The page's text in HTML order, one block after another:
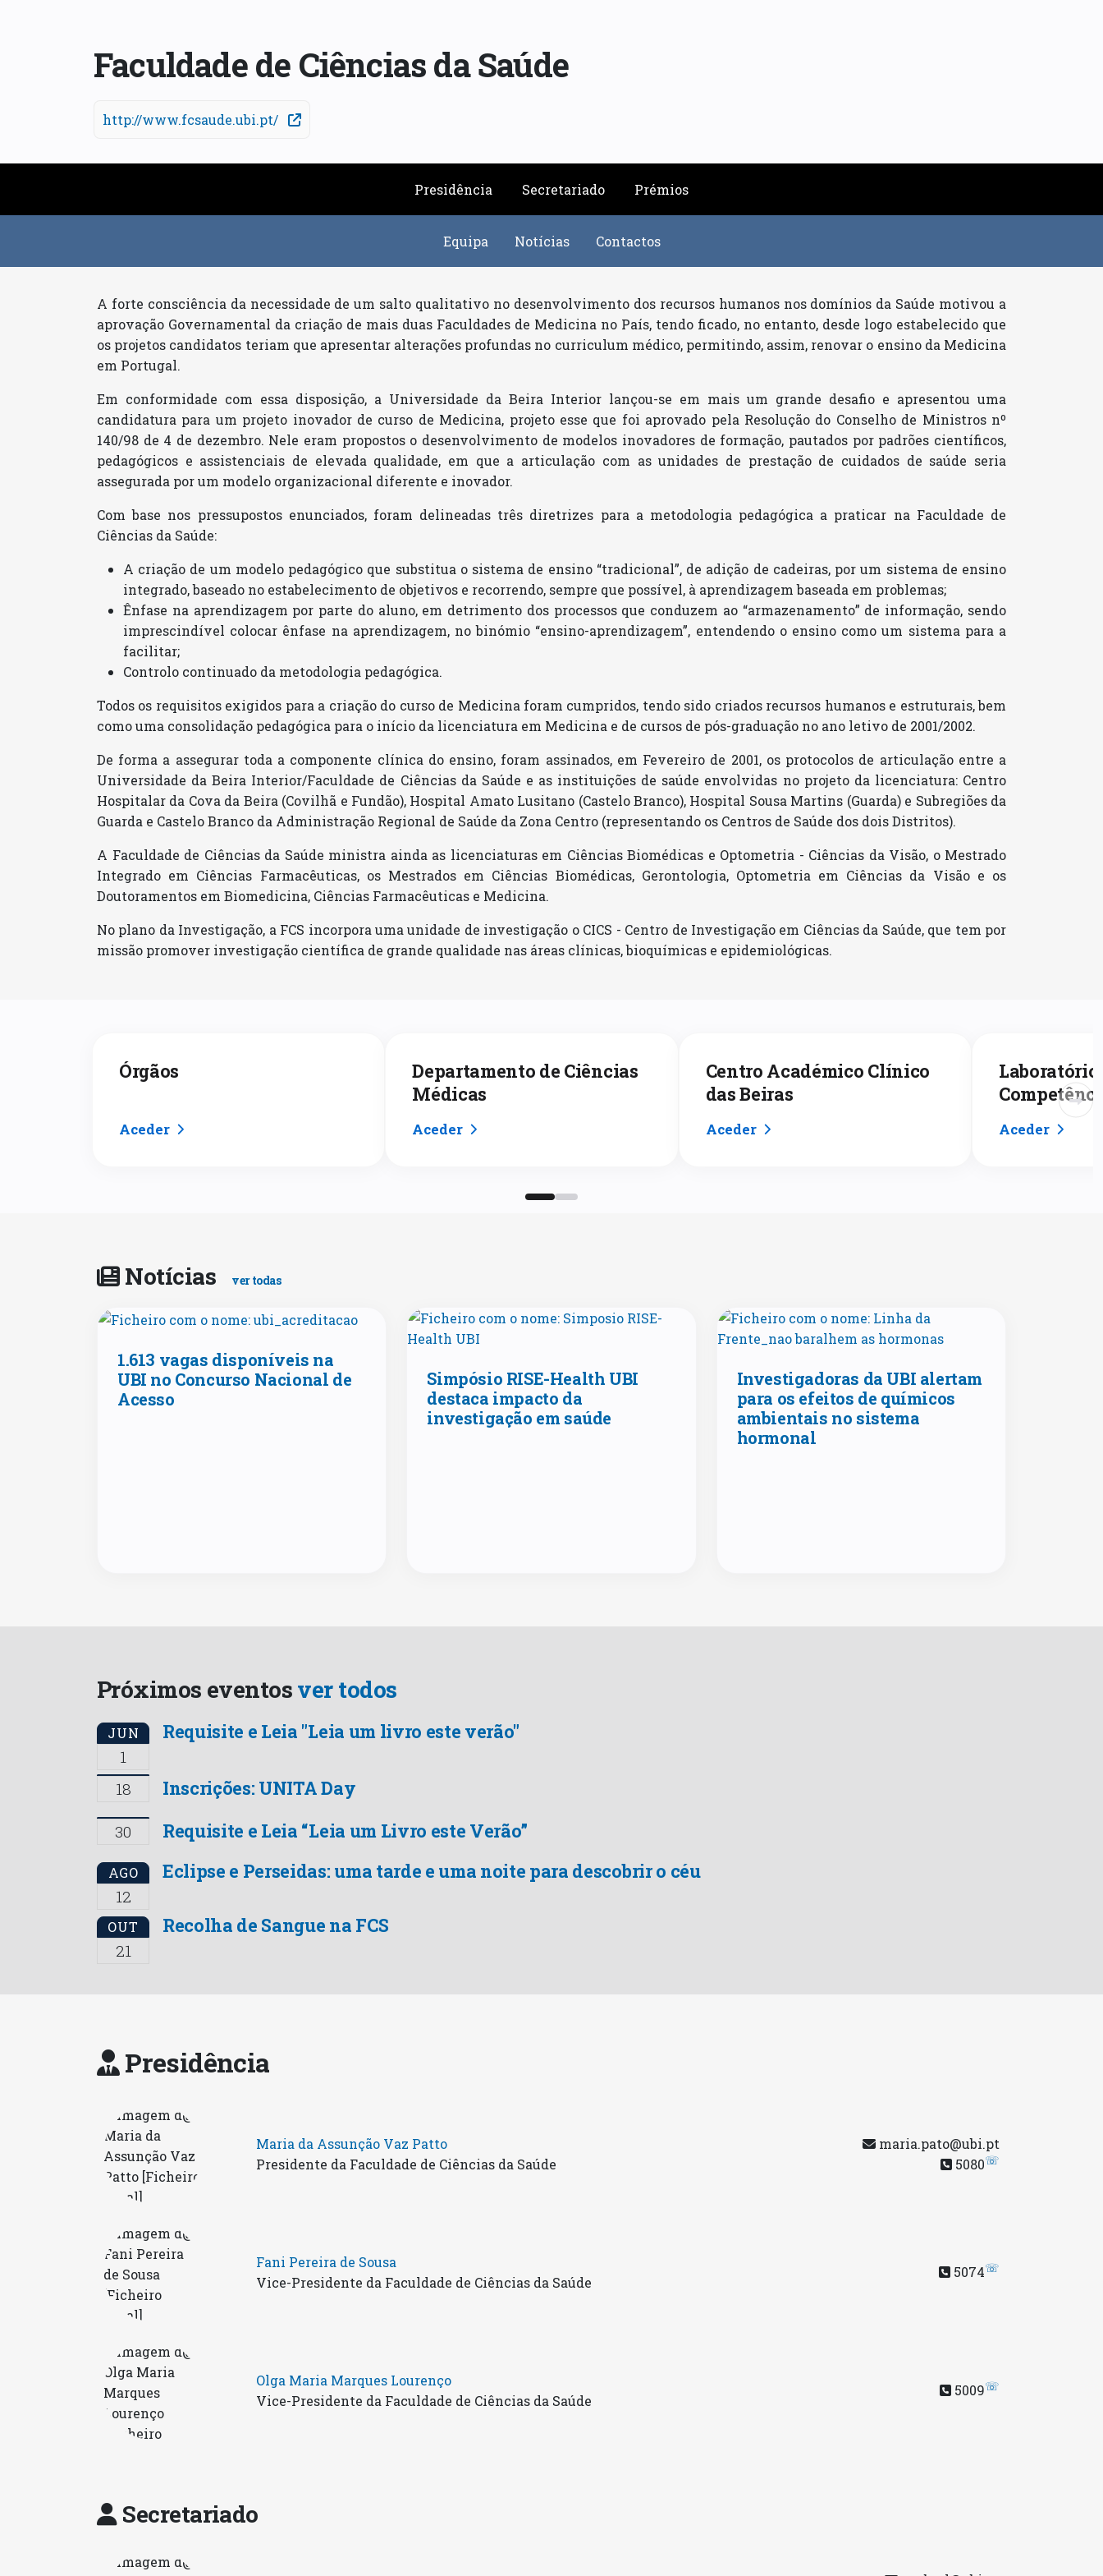
Faculdade de Ciências da Saúde
http://www.fcsaude.ubi.pt/
Presidência Secretariado Prémios
Equipa Notícias Contactos
A forte consciência da necessidade de um salto qualitativo no desenvolvimento dos recursos humanos nos domínios da Saúde motivou a
aprovação Governamental da criação de mais duas Faculdades de Medicina no País, tendo ficado, no entanto, desde logo estabelecido que
os projetos candidatos teriam que apresentar alterações profundas no curriculum médico, permitindo, assim, renovar o ensino da Medicina
em Portugal.
Em conformidade com essa disposição, a Universidade da Beira Interior lançou-se em mais um grande desafio e apresentou uma
candidatura para um projeto inovador de curso de Medicina, projeto esse que foi aprovado pela Resolução do Conselho de Ministros nº
140/98 de 4 de dezembro. Nele eram propostos o desenvolvimento de modelos inovadores de formação, pautados por padrões científicos,
pedagógicos e assistenciais de elevada qualidade, em que a articulação com as unidades de prestação de cuidados de saúde seria
assegurada por um modelo organizacional diferente e inovador.
Com base nos pressupostos enunciados, foram delineadas três diretrizes para a metodologia pedagógica a praticar na Faculdade de
Ciências da Saúde:
A criação de um modelo pedagógico que substitua o sistema de ensino “tradicional”, de adição de cadeiras, por um sistema de ensino
integrado, baseado no estabelecimento de objetivos e recorrendo, sempre que possível, à aprendizagem baseada em problemas;
Ênfase na aprendizagem por parte do aluno, em detrimento dos processos que conduzem ao “armazenamento” de informação, sendo
imprescindível colocar ênfase na aprendizagem, no binómio “ensino-aprendizagem”, entendendo o ensino como um sistema para a
facilitar;
Controlo continuado da metodologia pedagógica.
Todos os requisitos exigidos para a criação do curso de Medicina foram cumpridos, tendo sido criados recursos humanos e estruturais, bem
como uma consolidação pedagógica para o início da licenciatura em Medicina e de cursos de pós-graduação no ano letivo de 2001/2002.
De forma a assegurar toda a componente clínica do ensino, foram assinados, em Fevereiro de 2001, os protocolos de articulação entre a
Universidade da Beira Interior/Faculdade de Ciências da Saúde e as instituições de saúde envolvidas no projeto da licenciatura: Centro
Hospitalar da Cova da Beira (Covilhã e Fundão), Hospital Amato Lusitano (Castelo Branco), Hospital Sousa Martins (Guarda) e Subregiões da
Guarda e Castelo Branco da Administração Regional de Saúde da Zona Centro (representando os Centros de Saúde dos dois Distritos).
A Faculdade de Ciências da Saúde ministra ainda as licenciaturas em Ciências Biomédicas e Optometria - Ciências da Visão, o Mestrado
Integrado em Ciências Farmacêuticas, os Mestrados em Ciências Biomédicas, Gerontologia, Optometria em Ciências da Visão e os
Doutoramentos em Biomedicina, Ciências Farmacêuticas e Medicina.
No plano da Investigação, a FCS incorpora uma unidade de investigação o CICS - Centro de Investigação em Ciências da Saúde, que tem por
missão promover investigação científica de grande qualidade nas áreas clínicas, bioquímicas e epidemiológicas.
Órgãos
Aceder
Departamento de Ciências
Médicas
Aceder
Centro Académico Clínico
das Beiras
Aceder
Laboratório
Aceder
Notícias ver todas
1.613 vagas disponíveis na
UBI no Concurso Nacional de
Acesso
Simpósio RISE-Health UBI
destaca impacto da
investigação em saúde
Investigadoras da UBI alertam
para os efeitos de químicos
ambientais no sistema
hormonal
Próximos eventosver todos
JUN
1
Requisite e Leia "Leia um livro este verão"
18 Inscrições: UNITA Day
30 Requisite e Leia “Leia um Livro este Verão”
AGO
12
Eclipse e Perseidas: uma tarde e uma noite para descobrir o céu
OUT
21
Recolha de Sangue na FCS
Presidência
Maria da Assunção Vaz Patto
Presidente da Faculdade de Ciências da Saúde
maria.pato@ubi.pt
5080☏
Fani Pereira de Sousa
Vice-Presidente da Faculdade de Ciências da Saúde
5074☏
Olga Maria Marques Lourenço
Vice-Presidente da Faculdade de Ciências da Saúde
5009☏
Secretariado